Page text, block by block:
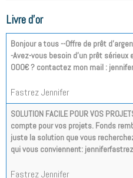
Livre d'or
Bonjour a tous --Offre de prêt
-Avez-vous besoin d'un prêt
000€ ? contactez mon mail :
Fastrez Jennifer
SOLUTION FACILE POUR VOS
compte pour vos projets. Fonds
juste la solution que vous
qui vous conviennent:
Fastrez Jennifer